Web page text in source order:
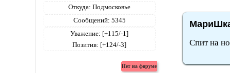
Откуда: Подмосковье
Сообщений: 5345
Уважение: [+115/-1]
Позитив: [+124/-3] Спит на